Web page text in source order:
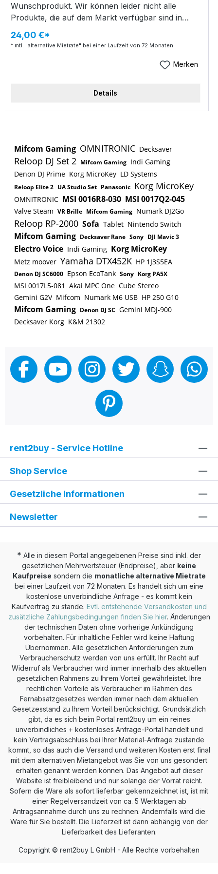
Wunschprodukt. Wir können leider nicht alle
Produkte, die auf dem Markt verfügbar sind in
unserem Onlineshop abbilden. Daher bieten wir Dir
hier die Möglichkeit genau Dein Wunschprodukt zu
Wunschprodukt in den Warenkorb und stellst eine
Daraufhin schickst Du uns per Email einen Link
Wunschprodukt. Dies funktioniert am besten,
angegebenen Kosten in diesem Artikel gelten nur
als Beispiel. Wenn Dein Wunschprodukt günstiger
ist, sinkt natürlich auch die finale alternative
Artikel beschaffen können und erstellen dann ein
unverbindliches Angebot für Dich mit der finalen
monatlichen alternativen Mietkaufrate. Wenn Dir
unser Angebot zusagt, sendest Du den Vertrag
unterschrieben an uns zurück. Sobald uns alle
Unterlagen vorliegen und die 1. Rate bei uns
eingegangen ist, bestellen wir Dein
Wunschprodukt und senden es Dir zu.
24,00 €*
* mtl. "alternative Mietrate" bei einer Laufzeit von 72 Monaten
Merken
Details
Mifcom Gaming OMNITRONIC Decksaver
Reloop DJ Set 2 Mifcom Gaming Indi Gaming
Denon DJ Prime Korg MicroKey LD Systems
Reloop Elite 2 UA Studio Set Panasonic Korg MicroKey
OMNITRONIC MSI 0016R8-030 MSI 0017Q2-045
Valve Steam VR Brille Mifcom Gaming Numark DJ2Go
Reloop RP-2000 Sofa Tablet Nintendo Switch
Mifcom Gaming Decksaver Rane Sony DJI Mavic 3
Electro Voice Indi Gaming Korg MicroKey
Metz moover Yamaha DTX452K HP 1J3S5EA
Denon DJ SC6000 Epson EcoTank Sony Korg PA5X
MSI 0017L5-081 Akai MPC One Cube Stereo
Gemini G2V Mifcom Numark M6 USB HP 250 G10
Mifcom Gaming Denon DJ SC Gemini MDJ-900
Decksaver Korg K&M 21302
rent2buy - Service Hotline
Shop Service
Gesetzliche Informationen
Newsletter
* Alle in diesem Portal angegebenen Preise sind inkl. der
gesetzlichen Mehrwertsteuer (Endpreise), aber keine
Kaufpreise sondern die monatliche alternative Mietrate
bei einer Laufzeit von 72 Monaten. Es handelt sich um eine
kostenlose unverbindliche Anfrage - es kommt kein
Kaufvertrag zu stande. Evtl. entstehende Versandkosten und
zusätzliche Zahlungsbedingungen finden Sie hier. Änderungen
der technischen Daten ohne vorherige Ankündigung
vorbehalten. Für inhaltliche Fehler wird keine Haftung
Übernommen. Alle gesetzlichen Anforderungen zum
Verbraucherschutz werden von uns erfüllt. Ihr Recht auf
Widerruf als Verbraucher wird immer innerhalb des aktuellen
gesetzlichen Rahmens zu Ihrem Vorteil gewährleistet. Ihre
rechtlichen Vorteile als Verbraucher im Rahmen des
Fernabsatzgesetzes werden immer nach dem aktuellen
Gesetzesstand zu Ihrem Vorteil berücksichtigt. Grundsätzlich
gibt, da es sich beim Portal rent2buy um ein reines
unverbindliches + kostenloses Anfrage-Portal handelt und
kein Vertragsabschluss bei Ihrer Material-Anfrage zustande
kommt, so das auch die Versand und weiteren Kosten erst final
mit dem alternativen Mietangebot was Sie von uns gesondert
erhalten genannt werden können. Das Angebot auf dieser
Website ist freibleibend und nur solange der Vorrat reicht.
Sofern die Ware als sofort lieferbar gekennzeichnet ist, ist mit
einer Regelversandzeit von ca. 5 Werktagen ab
Antragsannahme durch uns zu rechnen. Andernfalls wird die
Ware für Sie bestellt. Die Lieferzeit ist dann abhängig von der
Lieferbarkeit des Lieferanten.
Copyright © rent2buy L GmbH - Alle Rechte vorbehalten